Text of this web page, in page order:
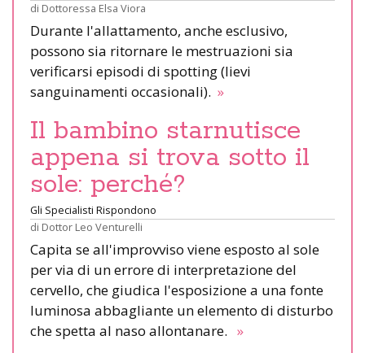
di Dottoressa Elsa Viora
Durante l'allattamento, anche esclusivo,
possono sia ritornare le mestruazioni sia
verificarsi episodi di spotting (lievi
sanguinamenti occasionali). »
Il bambino starnutisce
appena si trova sotto il
sole: perché?
Gli Specialisti Rispondono
di Dottor Leo Venturelli
Capita se all'improvviso viene esposto al sole
per via di un errore di interpretazione del
cervello, che giudica l'esposizione a una fonte
luminosa abbagliante un elemento di disturbo
che spetta al naso allontanare. »